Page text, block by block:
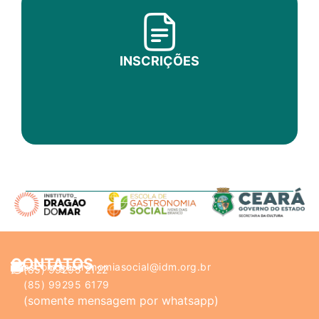
INSCRIÇÕES
CONTATOS
ascom.gastronomiasocial@idm.org.br
(85) 99295 2122
(85) 99295 6179
(somente mensagem por whatsapp)